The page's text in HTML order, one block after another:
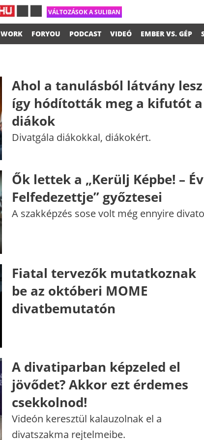
VÁLTOZÁSOK A SULIBAN
WORK FORYOU PODCAST VIDEÓ EMBER VS. GÉP
Ahol a tanulásból látvány lesz
így hódították meg a kifutót a
diákok
Divatgála diákokkal, diákokért.
Ők lettek a „Kerülj Képbe! – Év
Felfedezettje” győztesei
A szakképzés sose volt még ennyire
Fiatal tervezők mutatkoznak
be az októberi MOME
divatbemutatón
A divatiparban képzeled el
jövődet? Akkor ezt érdemes
csekkolnod!
Videón keresztül kalauzolnak el a
divatszakma rejtelmeibe.